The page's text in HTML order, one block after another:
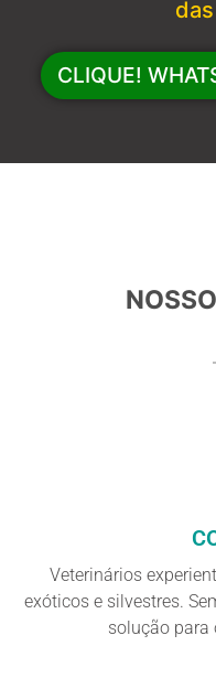
CLIQUE!
Veterinários
exóticos e silvestres.
solução para